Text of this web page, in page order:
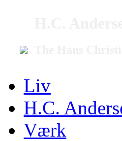
Liv
H.C.
Værk